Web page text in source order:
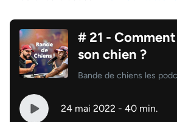
# 21 -
son chien ?
Bande de chiens les
24 mai 2022 - 40 min.